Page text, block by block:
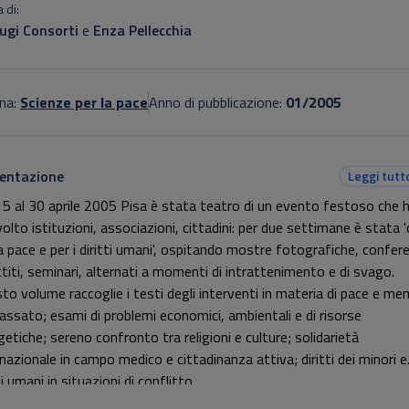
di:
Consorti e Enza Pellecchia
Scienze per la paceAnno di pubblicazione: 01/2005
Leggi
al 30 aprile 2005 Pisa è stata teatro di un evento festoso che
istituzioni, associazioni, cittadini: per due settimane è stata
pace e per i diritti umani', ospitando mostre fotografiche,
seminari, alternati a momenti di intrattenimento e di svago.
volume raccoglie i testi degli interventi in materia di pace e
esami di problemi economici, ambientali e di risorse
sereno confronto tra religioni e culture; solidarietà
in campo medico e cittadinanza attiva; diritti dei minori e
umani in situazioni di conflitto